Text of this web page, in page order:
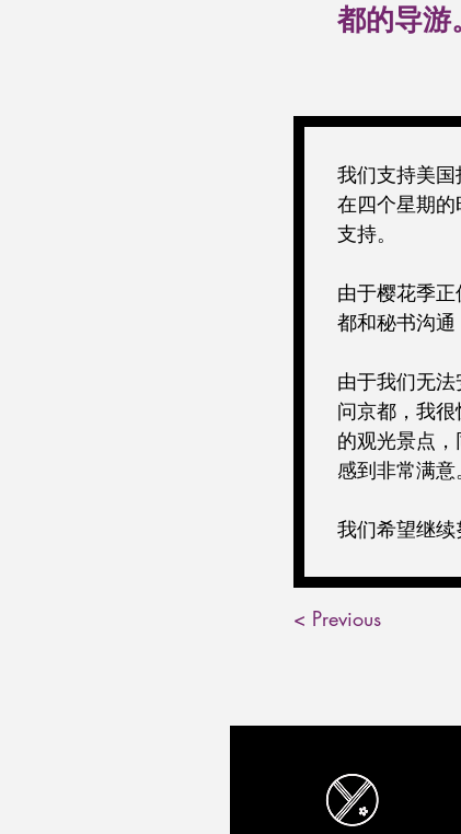
都的导游。
我们支持美国
在四个星期
支持。
由于樱花季
都和秘书沟通
由于我们无
问京都，我
的观光景点
感到非常满意。
我们希望继续
< Previous